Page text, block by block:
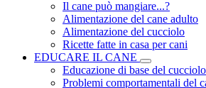
Il cane può mangiare...?
Alimentazione del cane adulto
Alimentazione del cucciolo
Ricette fatte in casa per cani
EDUCARE IL CANE
Educazione di base del
Problemi comportamentali del